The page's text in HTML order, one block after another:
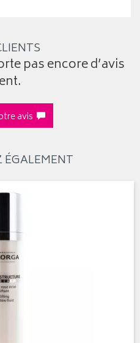
pas encore d’avis
avis
ÉGALEMENT